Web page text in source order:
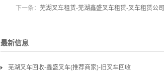
下一条： 芜湖叉车租赁-芜湖鑫盛叉车租赁-叉车租赁公司
最新信息
芜湖叉车回收-鑫盛叉车(推荐商家)-旧叉车回收